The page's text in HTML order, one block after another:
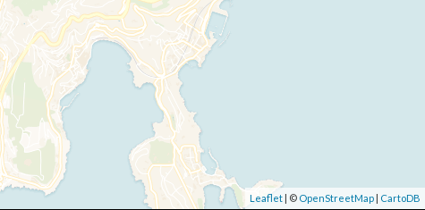
Leaflet | © OpenStreetMap | CartoDB